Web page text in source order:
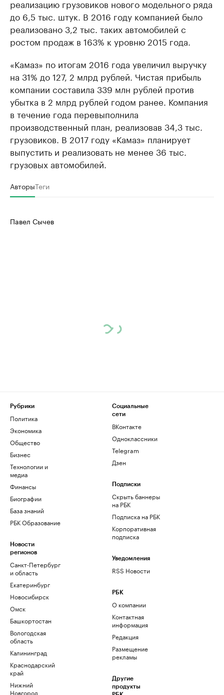
реализацию грузовиков нового модельного ряда
до 6,5 тыс. штук. В 2016 году компанией было
реализовано 3,2 тыс. таких автомобилей с
ростом продаж в 163% к уровню 2015 года.
«Камаз» по итогам 2016 года увеличил выручку
на 31% до 127, 2 млрд рублей. Чистая прибыль
компании составила 339 млн рублей против
убытка в 2 млрд рублей годом ранее. Компания
в течение года перевыполнила
производственный план, реализовав 34,3 тыс.
грузовиков. В 2017 году «Камаз» планирует
выпустить и реализовать не менее 36 тыс.
грузовых автомобилей.
АвторыТеги
Павел Сычев
Рубрики
Политика
Экономика
Общество
Бизнес
Технологии и
медиа
Финансы
Биографии
База знаний
РБК Образование
Новости
регионов
Санкт-Петербург
и область
Екатеринбург
Новосибирск
Омск
Башкортостан
Вологодская
область
Калининград
Краснодарский
край
Нижний
Новгород
Социальные
сети
ВКонтакте
Одноклассники
Telegram
Дзен
Подписки
Скрыть баннеры
на РБК
Подписка на РБК
Корпоративная
подписка
Уведомления
RSS Новости
РБК
О компании
Контактная
информация
Редакция
Размещение
рекламы
Другие
продукты